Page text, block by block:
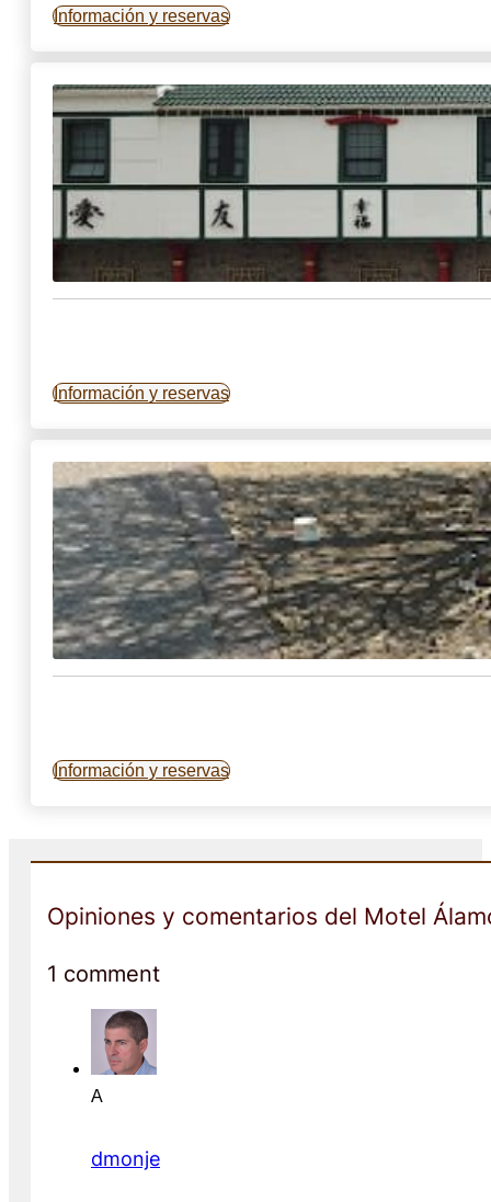
Información y reservas
Información y reservas
Información y reservas
Opiniones y comentarios del Motel
1 comment
A
dmonje